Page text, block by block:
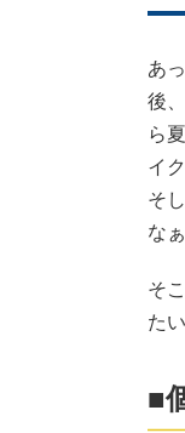
あ
後
ら
イ
そ
な
そ
た
■